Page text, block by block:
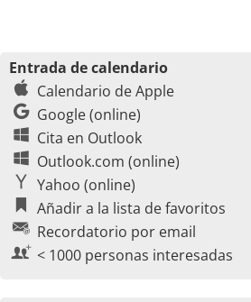
Entrada de calendario
Calendario de Apple
Google (online)
Cita en Outlook
Outlook.com (online)
Yahoo (online)
Añadir a la lista de favoritos
Recordatorio por email
< 1000 personas interesadas